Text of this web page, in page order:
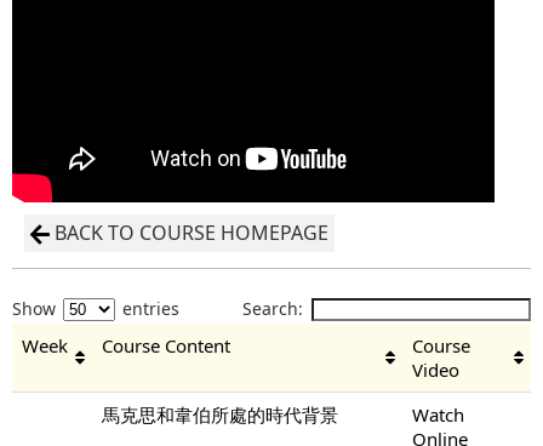
BACK TO COURSE HOMEPAGE
Show entries Search:
Week Course Content
Course
Video
馬克思和韋伯所處的時代背景
Watch
Online